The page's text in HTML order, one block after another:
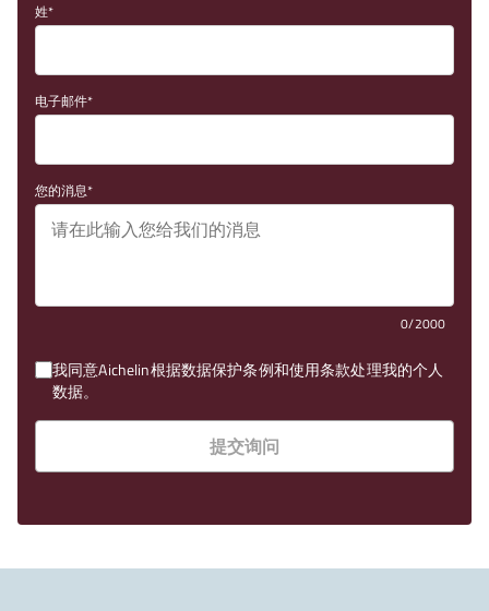
姓
电子邮件
您的消息
0/2000
我同意Aichelin根据数据保护条例和使用条款处理我的个人
数据。
提交询问